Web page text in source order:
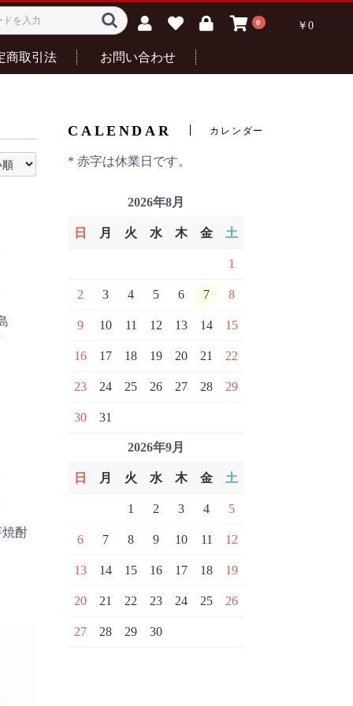
0 ￥0
商取引法 お問い合わせ
焼酎
CALENDAR カレンダー
* 赤字は休業日です。
2026年8月
日 月 火 水 木 金 土
1
2 3 4 5 6 7 8
9 10 11 12 13 14 15
16 17 18 19 20 21 22
23 24 25 26 27 28 29
30 31
2026年9月
日 月 火 水 木 金 土
1 2 3 4 5
6 7 8 9 10 11 12
13 14 15 16 17 18 19
20 21 22 23 24 25 26
27 28 29 30